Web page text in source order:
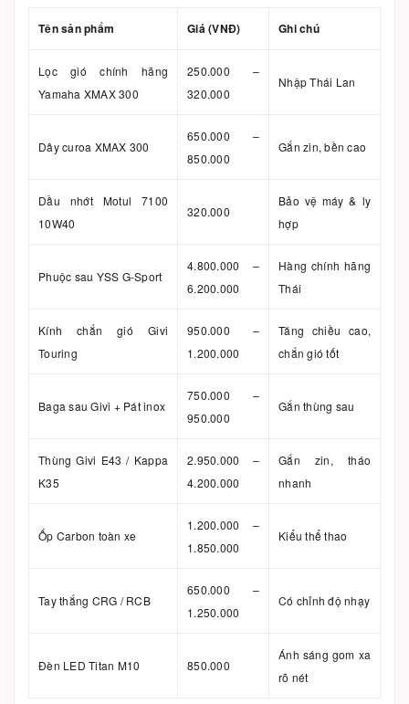
Tên sản phẩm Giá (VNĐ) Ghi chú
Lọc gió chính hãng
Yamaha XMAX 300
250.000 –
320.000
Nhập Thái Lan
Dây curoa XMAX 300
650.000 –
850.000
Gắn zin, bền cao
Dầu nhớt Motul 7100
10W40
320.000
Bảo vệ máy & ly
hợp
Phuộc sau YSS G-Sport
4.800.000 –
6.200.000
Hàng chính hãng
Thái
Kính chắn gió Givi
Touring
950.000 –
1.200.000
Tăng chiều cao,
chắn gió tốt
Baga sau Givi + Pát inox
750.000 –
950.000
Gắn thùng sau
Thùng Givi E43 / Kappa
K35
2.950.000 –
4.200.000
Gắn zin, tháo
nhanh
Ốp Carbon toàn xe
1.200.000 –
1.850.000
Kiểu thể thao
Tay thắng CRG / RCB
650.000 –
1.250.000
Có chỉnh độ nhạy
Đèn LED Titan M10 850.000
Ánh sáng gom xa
rõ nét